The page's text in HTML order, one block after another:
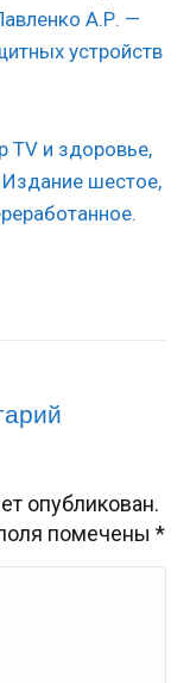
А.Р. —
устройств
TV и здоровье,
шестое,
опубликован.
помечены *